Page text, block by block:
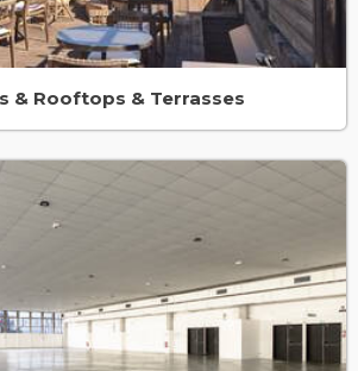
& Rooftops & Terrasses